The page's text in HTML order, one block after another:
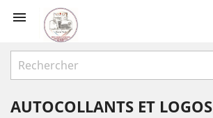

AUTOCOLLANTS ET LOGOS